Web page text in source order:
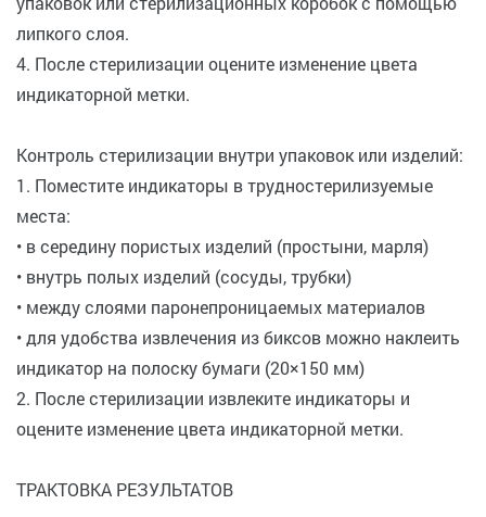
липкого слоя.
4. После стерилизации оцените изменение цвета
индикаторной метки.
Контроль стерилизации внутри упаковок или изделий:
1. Поместите индикаторы в трудностерилизуемые
места:
• в середину пористых изделий (простыни, марля)
• внутрь полых изделий (сосуды, трубки)
• между слоями паронепроницаемых материалов
• для удобства извлечения из биксов можно наклеить
индикатор на полоску бумаги (20×150 мм)
2. После стерилизации извлеките индикаторы и
оцените изменение цвета индикаторной метки.
ТРАКТОВКА РЕЗУЛЬТАТОВ